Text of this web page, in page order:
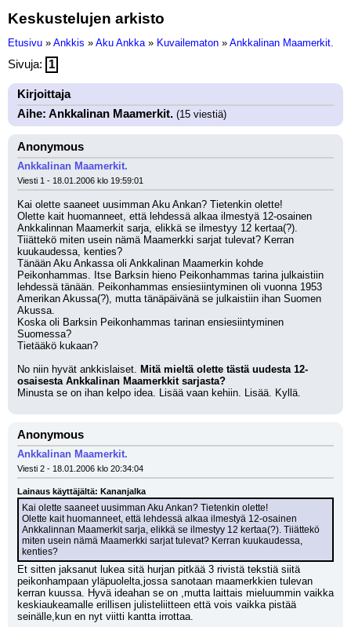
Keskustelujen arkisto
Etusivu » Ankkis » Aku Ankka » Kuvailematon » Ankkalinan Maamerkit.
Sivuja: 1
Kirjoittaja
Aihe: Ankkalinan Maamerkit. (15 viestiä)
Anonymous
Ankkalinan Maamerkit.
Viesti 1 - 18.01.2006 klo 19:59:01
Kai olette saaneet uusimman Aku Ankan? Tietenkin olette!
Olette kait huomanneet, että lehdessä alkaa ilmestyä 12-osainen
Ankkalinnan Maamerkit sarja, elikkä se ilmestyy 12 kertaa(?).
Tiiättekö miten usein nämä Maamerkki sarjat tulevat? Kerran
kuukaudessa, kenties?
Tänään Aku Ankassa oli Ankkalinan Maamerkin kohde
Peikonhammas. Itse Barksin hieno Peikonhammas tarina julkaistiin
lehdessä tänään. Peikonhammas ensiesiintyminen oli vuonna 1953
Amerikan Akussa(?), mutta tänäpäivänä se julkaistiin ihan Suomen
Akussa.
Koska oli Barksin Peikonhammas tarinan ensiesiintyminen
Suomessa?
Tietääkö kukaan?
No niin hyvät ankkislaiset. Mitä mieltä olette tästä uudesta 12-
osaisesta Ankkalinan Maamerkkit sarjasta?
Minusta se on ihan kelpo idea. Lisää vaan kehiin. Lisää. Kyllä.
Anonymous
Ankkalinan Maamerkit.
Viesti 2 - 18.01.2006 klo 20:34:04
Lainaus käyttäjältä: Kananjalka
Kai olette saaneet uusimman Aku Ankan? Tietenkin olette!
Olette kait huomanneet, että lehdessä alkaa ilmestyä 12-osainen
Ankkalinnan Maamerkit sarja, elikkä se ilmestyy 12 kertaa(?). Tiiättekö
miten usein nämä Maamerkki sarjat tulevat? Kerran kuukaudessa,
kenties?
Et sitten jaksanut lukea sitä hurjan pitkää 3 rivistä tekstiä siitä
peikonhampaan yläpuolelta,jossa sanotaan maamerkkien tulevan
kerran kuussa. Hyvä ideahan se on ,mutta laittais mieluummin vaikka
keskiaukeamalle erillisen julisteliitteen että vois vaikka pistää
seinälle,kun en nyt viitti kantta irrottaa.